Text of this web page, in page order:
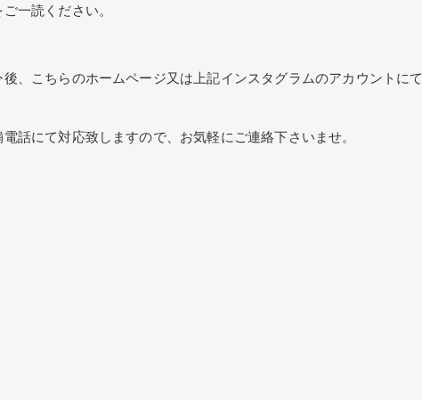
一読ください。
、こちらのホームページ又は上記インスタグラムのアカウントにて
話にて対応致しますので、お気軽にご連絡下さいませ。